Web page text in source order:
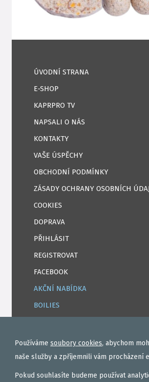
ÚVODNÍ STRANA
E-SHOP
KAPRPRO TV
NAPSALI O NÁS
KONTAKTY
VAŠE ÚSPĚCHY
OBCHODNÍ PODMÍNKY
ZÁSADY OCHRANY OSOBNÍCH
COOKIES
DOPRAVA
PŘIHLÁSIT
REGISTROVAT
FACEBOOK
AKČNÍ NABÍDKA
BOILIES
TEKUTÉ
OBALOVAČKY
VAŘENÝ PARTIKL
Používáme soubory cookies, abychom
naše služby a zpříjemnili vám procházení
Pokud souhlasíte budeme používat